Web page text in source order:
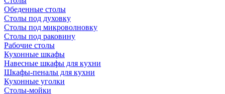
Обеденные столы
Столы под духовку
Столы под микроволновку
Столы под раковину
Рабочие столы
Кухонные шкафы
Навесные шкафы для кухни
Шкафы-пеналы для кухни
Кухонные уголки
Столы-мойки